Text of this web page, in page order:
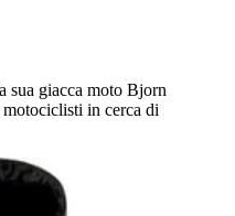
sua giacca moto Bjorn
in cerca di